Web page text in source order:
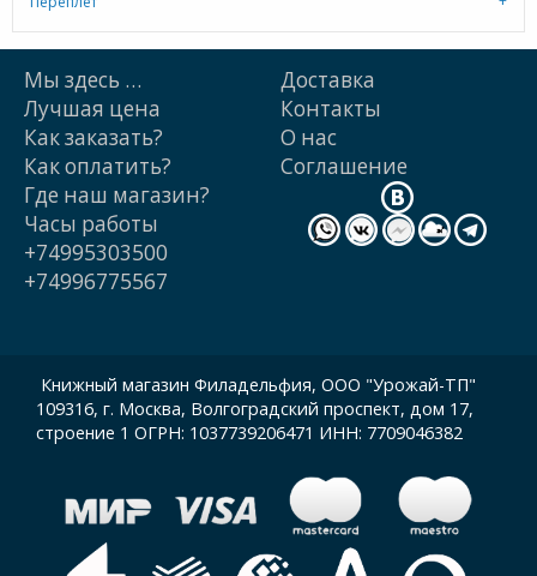
Мы здесь …
Лучшая цена
Как заказать?
Как оплатить?
Доставка
Контакты
О нас
Cоглашение
Где наш магазин?
Часы работы
+74995303500
+74996775567
Книжный магазин Филадельфия, ООО "Урожай-ТП"
109316, г. Москва, Волгоградский проспект, дом 17,
строение 1 ОГРН: 1037739206471 ИНН: 7709046382